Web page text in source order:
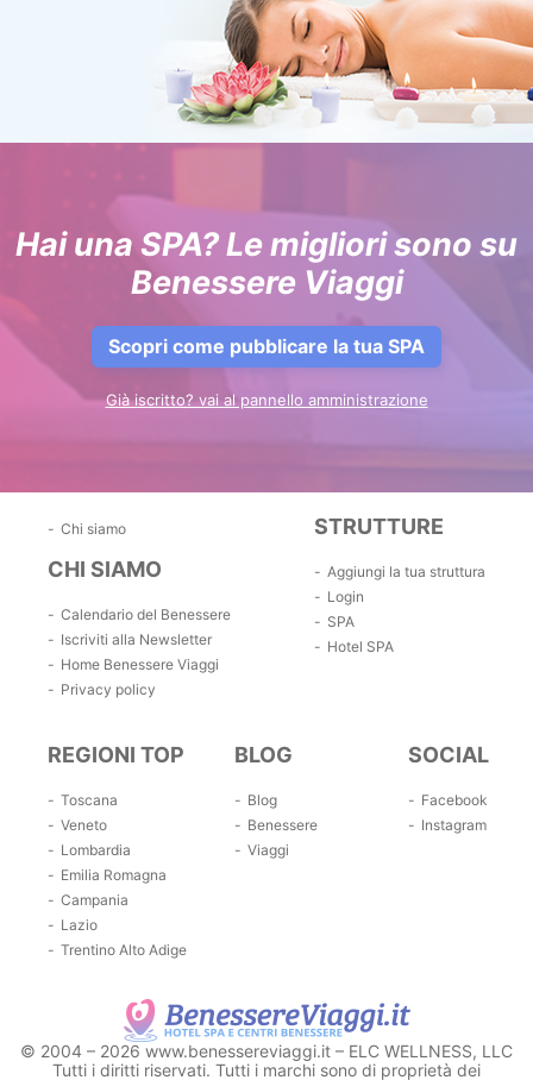
Hai una SPA? Le migliori sono su
Benessere Viaggi
Scopri come pubblicare la tua SPA
Già iscritto? vai al pannello amministrazione
Chi siamo
CHI SIAMO
Calendario del Benessere
Iscriviti alla Newsletter
Home Benessere Viaggi
Privacy policy
STRUTTURE
Aggiungi la tua struttura
Login
SPA
Hotel SPA
REGIONI TOP
Toscana
Veneto
Lombardia
Emilia Romagna
Campania
Lazio
Trentino Alto Adige
BLOG
Blog
Benessere
Viaggi
SOCIAL
Facebook
Instagram
© 2004 – 2026 www.benessereviaggi.it – ELC WELLNESS, LLC
Tutti i diritti riservati. Tutti i marchi sono di proprietà dei